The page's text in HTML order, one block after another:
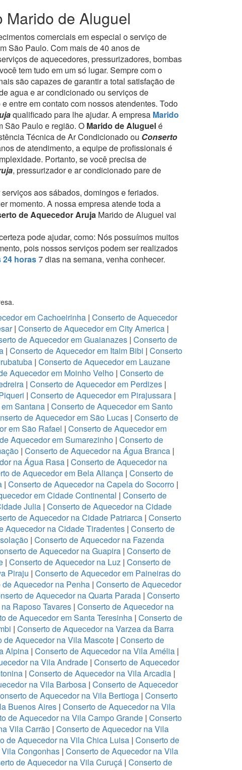
Marido de Aluguel
comerciais em especial o serviço de
São Paulo. Com mais de 40 anos de
de aquecedores, pressurizadores, bombas
tem tudo em um só lugar. Sempre com o
são capazes de garantir a total satisfação de
agua e ar condicionado ou serviços de
entre em contato com nossos atendentes. Todo
qualificado para lhe ajudar. A empresa Marido
São Paulo e região. O Marido de Aluguelé
Técnica de Ar Condicionado ou Conserto
de atendimento, a equipe de profissionais é
Portanto, se você precisa de
, pressurizador e ar condicionado pare de
aos sábados, domingos e feriados.
momento. A nossa empresa atende toda a
de Aquecedor Aruja Marido de Aluguel vai
pode ajudar, como: Nós possuímos muitos
pois nossos serviços podem ser realizados
24 horas7 dias na semana, venha conhecer.
em Cachoeirinha| Conserto de Aquecedor
| Conserto de Aquecedor em City America |
de Aquecedor em Guaianazes| Conserto de
| Conserto de Aquecedor em Itaim Bibi | Conserto
| Conserto de Aquecedor em Lauzane
Aquecedor em Moinho Velho | Conserto de
| Conserto de Aquecedor em Perdizes |
| Conserto de Aquecedor em Pirajussara |
Santana | Conserto de Aquecedor em Santo
de Aquecedor em São Lucas | Conserto de
em São Rafael | Conserto de Aquecedor em
Aquecedor em Sumarezinho | Conserto de
| Conserto de Aquecedor na Água Branca|
na Água Rasa | Conserto de Aquecedor na
de Aquecedor em Bela Aliança | Conserto de
| Conserto de Aquecedor na Capela do Socorro |
em Cidade Continental | Conserto de
Julia | Conserto de Aquecedor na Cidade
de Aquecedor na Cidade Patriarca| Conserto
Aquecedor na Cidade Tiradentes | Conserto de
| Conserto de Aquecedor na Fazenda
de Aquecedor na Guapira| Conserto de
| Conserto de Aquecedor na Luz| Conserto de
Piraju | Conserto de Aquecedor em Paineiras do
de Aquecedor na Penha | Conserto de Aquecedor
de Aquecedor na Quarta Parada | Conserto
Raposo Tavares| Conserto de Aquecedor na
de Aquecedor em Santa Teresinha| Conserto de
| Conserto de Aquecedor na Varzea da Barra
de Aquecedor na Vila Mascote | Conserto de
Alpina | Conserto de Aquecedor na Vila Amélia |
na Vila Andrade| Conserto de Aquecedor
| Conserto de Aquecedor na Vila Arcadia |
na Vila Barbosa | Conserto de Aquecedor
de Aquecedor na Vila Bertioga | Conserto
Buenos Aires | Conserto de Aquecedor na Vila
de Aquecedor na Vila Campo Grande | Conserto
Vila Carrão | Conserto de Aquecedor na Vila
de Aquecedor na Vila Chica Luisa | Conserto de
Congonhas| Conserto de Aquecedor na Vila
de Aquecedor na Vila Curuçá | Conserto de